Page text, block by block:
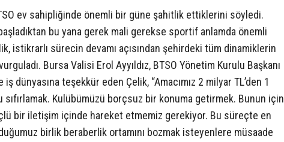
ev sahipliğinde önemli bir güne şahitlik ettiklerini söyledi.
bu yana gerek mali gerekse sportif anlamda önemli
istikrarlı sürecin devamı açısından şehirdeki tüm dinamiklerin
Bursa Valisi Erol Ayyıldız, BTSO Yönetim Kurulu Başkanı
dünyasına teşekkür eden Çelik, “Amacımız 2 milyar TL’den 1
sıfırlamak. Kulübümüzü borçsuz bir konuma getirmek. Bunun için
bir iletişim içinde hareket etmemiz gerekiyor. Bu süreçte en
birlik beraberlik ortamını bozmak isteyenlere müsaade